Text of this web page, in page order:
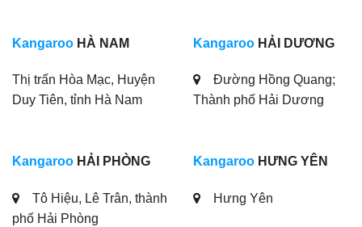
Kangaroo HÀ NAM
Thị trấn Hòa Mạc, Huyện
Duy Tiên, tỉnh Hà Nam
Kangaroo HẢI DƯƠNG
Đường Hồng Quang;
Thành phố Hải Dương
Kangaroo HẢI PHÒNG
Tô Hiệu, Lê Trân, thành
phố Hải Phòng
Kangaroo HƯNG YÊN
Hưng Yên